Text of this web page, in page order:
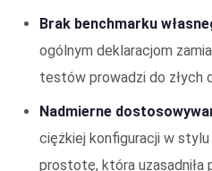
Brak benchmarku
ogólnym deklaracjom
testów prowadzi do złych
Nadmierne
ciężkiej konfiguracji w
prostotę, która uzasadniła